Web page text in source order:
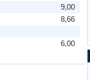
9,00
8,66
6,00